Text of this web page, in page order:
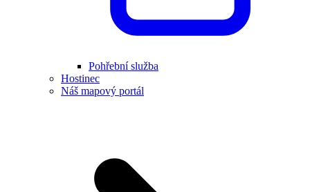
Pohřební služba
Hostinec
Náš mapový portál